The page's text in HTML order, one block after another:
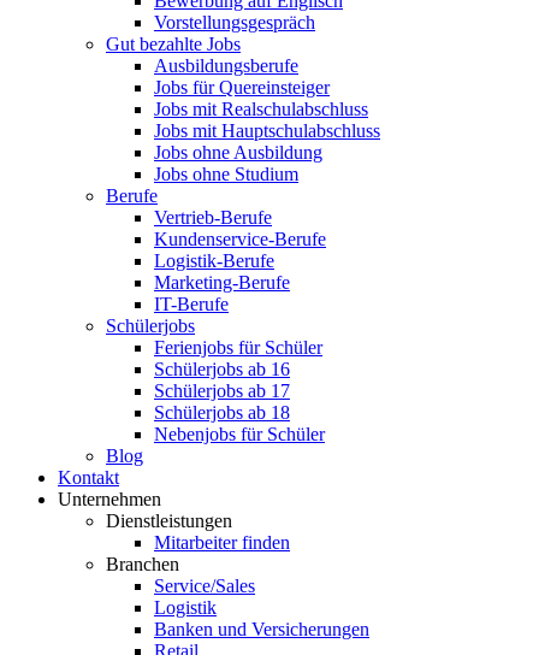
Vorstellungsgespräch
Gut bezahlte Jobs
Ausbildungsberufe
Jobs für Quereinsteiger
Jobs mit Realschulabschluss
Jobs mit Hauptschulabschluss
Jobs ohne Ausbildung
Jobs ohne Studium
Berufe
Vertrieb-Berufe
Kundenservice-Berufe
Logistik-Berufe
Marketing-Berufe
IT-Berufe
Schülerjobs
Ferienjobs für Schüler
Schülerjobs ab 16
Schülerjobs ab 17
Schülerjobs ab 18
Nebenjobs für Schüler
Blog
Kontakt
Unternehmen
Dienstleistungen
Mitarbeiter finden
Branchen
Service/Sales
Logistik
Banken und Versicherungen
Retail